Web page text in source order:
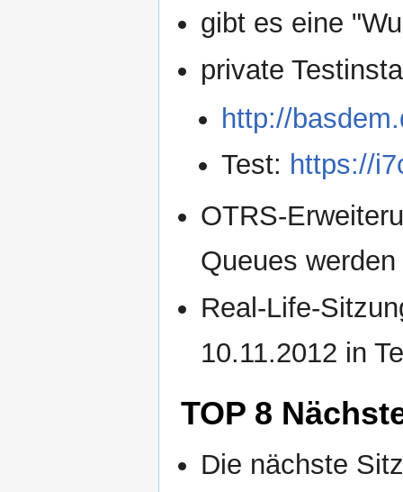
gibt es eine
private
http://
Test: https://
OTRS-
Queues
Real-Life-
10.11.2012 in
TOP 8
Die nächste